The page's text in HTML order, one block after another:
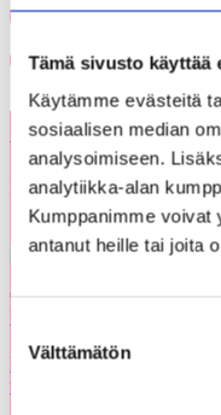
Tämä sivusto käyttää
Käytämme evästeitä
sosiaalisen median
analysoimiseen.
analytiikka-alan
Kumppanimme voivat
antanut heille tai joita
Suostumuksen
valinta
Välttämätön
Share on
Share on
Voisit olla
näistä
05.08.2026
Uutiset
Etsimme Kunnallisalan
uutta talouspäällikköä